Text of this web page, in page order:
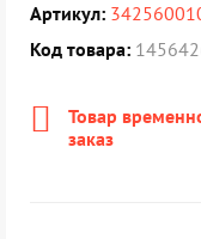
Артикул:
Код товара:
Товар
заказ